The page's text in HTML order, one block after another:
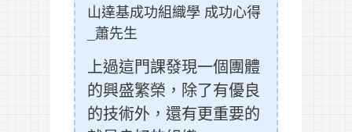
山達基成功組織學 成功心得
_蕭先生
上過這門課發現一個團體
的興盛繁榮，除了有優良
的技術外，還有更重要的